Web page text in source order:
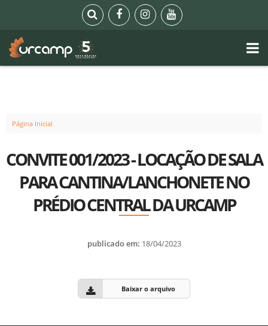
Página Inicial
CONVITE 001/2023 - LOCAÇÃO DE SALA
PARA CANTINA/LANCHONETE NO
PRÉDIO CENTRAL DA URCAMP
publicado em: 18/04/2023
Baixar o arquivo